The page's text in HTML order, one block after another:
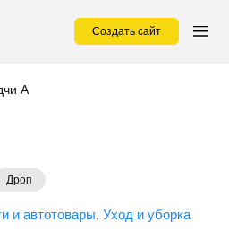
Создать сайт
А
Дроп
и автотовары Уход и уборка